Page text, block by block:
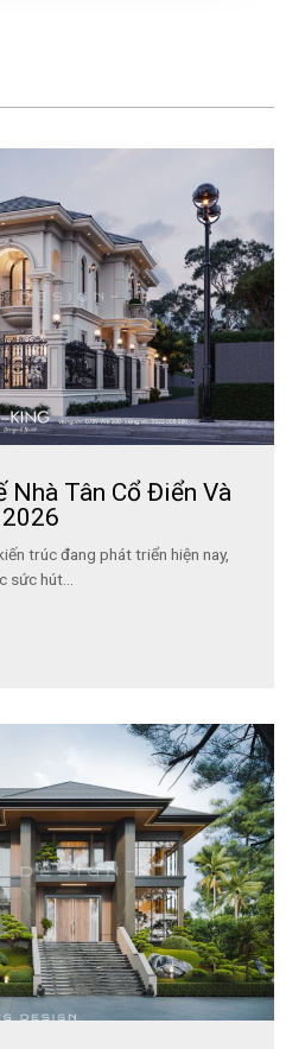
Tân Cổ Điển Và
trúc đang phát triển hiện nay,
hút...